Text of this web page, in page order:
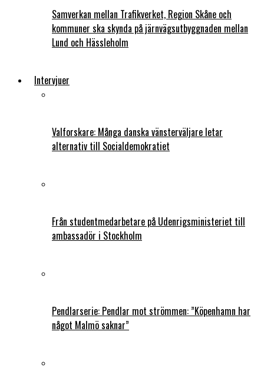
Samverkan mellan Trafikverket, Region Skåne och
kommuner ska skynda på järnvägsutbyggnaden mellan
Lund och Hässleholm
Intervjuer
Valforskare: Många danska vänsterväljare letar
alternativ till Socialdemokratiet
Från studentmedarbetare på Udenrigsministeriet till
ambassadör i Stockholm
Pendlarserie: Pendlar mot strömmen: ”Köpenhamn har
något Malmö saknar”